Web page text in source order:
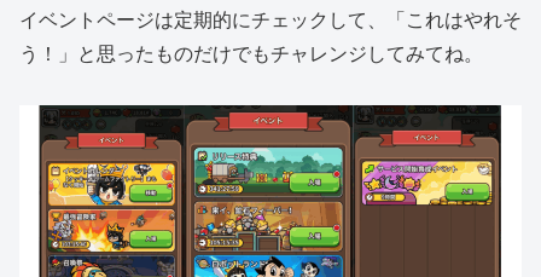
イベントページは定期的にチェックして、「これはやれそ
う！」と思ったものだけでもチャレンジしてみてね。